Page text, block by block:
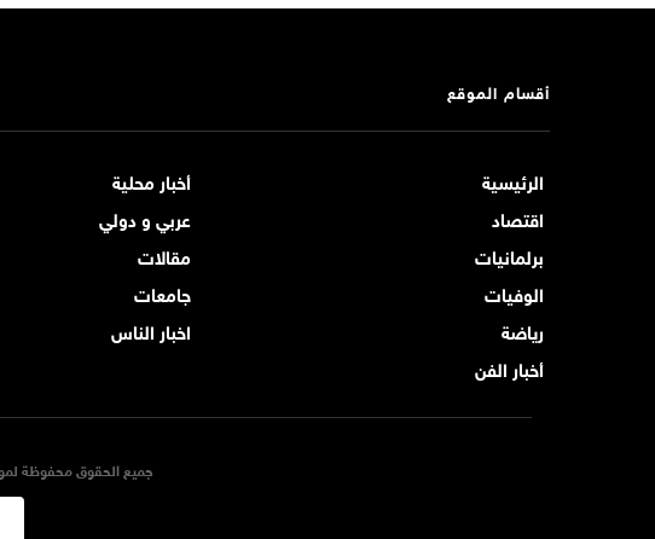
أقسام الموقع
الرئيسية
أخبار محلية
اقتصاد
عربي و دولي
برلمانيات
مقالات
الوفيات
جامعات
رياضة
اخبار الناس
أخبار الفن
جميع الحقوق محفوظة لموقع